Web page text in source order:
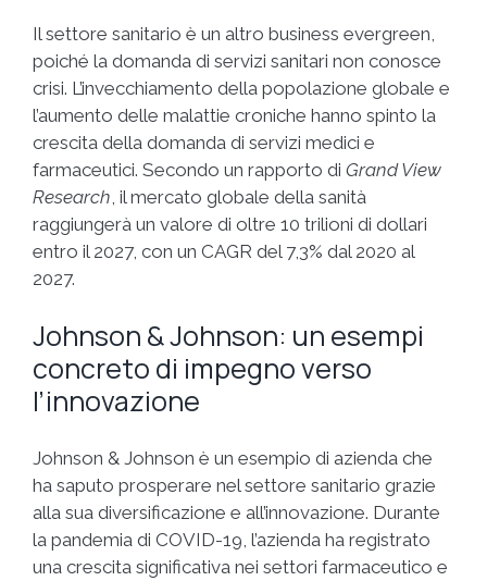
Il settore sanitario è un altro business evergreen,
poiché la domanda di servizi sanitari non conosce
crisi. L’invecchiamento della popolazione globale e
l’aumento delle malattie croniche hanno spinto la
crescita della domanda di servizi medici e
farmaceutici. Secondo un rapporto di Grand View
Research , il mercato globale della sanità
raggiungerà un valore di oltre 10 trilioni di dollari
entro il 2027, con un CAGR del 7,3% dal 2020 al
2027.
Johnson & Johnson: un esempi
concreto di impegno verso
l’innovazione
Johnson & Johnson è un esempio di azienda che
ha saputo prosperare nel settore sanitario grazie
alla sua diversificazione e all’innovazione. Durante
la pandemia di COVID-19, l’azienda ha registrato
una crescita significativa nei settori farmaceutico e